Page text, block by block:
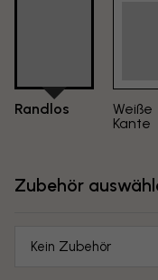
Randlos
Weiße
Kante
Zubehör
Kein Zubehör